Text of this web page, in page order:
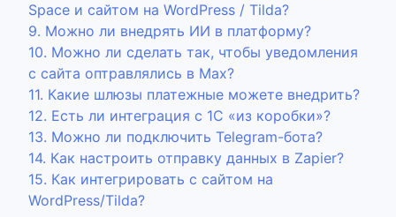
Space и сайтом на WordPress / Tilda?
9. Можно ли внедрять ИИ в платформу?
10. Можно ли сделать так, чтобы уведомления
с сайта оптравлялись в Max?
11. Какие шлюзы платежные можете внедрить?
12. Есть ли интеграция с 1С «из коробки»?
13. Можно ли подключить Telegram-бота?
14. Как настроить отправку данных в Zapier?
15. Как интегрировать с сайтом на
WordPress/Tilda?